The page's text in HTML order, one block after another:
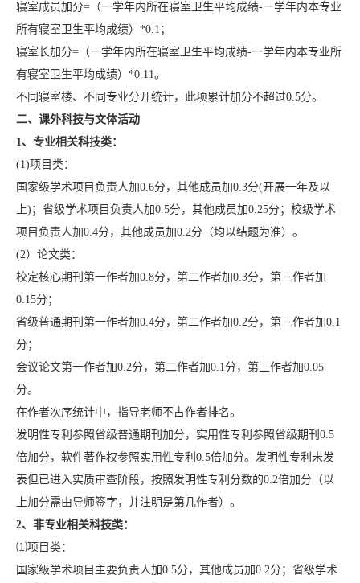
寝室成员加分=（一学年内所在寝室卫生平均成绩-一学年内本专业
所有寝室卫生平均成绩）*0.1；
寝室长加分=（一学年内所在寝室卫生平均成绩-一学年内本专业所
有寝室卫生平均成绩）*0.11。
不同寝室楼、不同专业分开统计，此项累计加分不超过0.5分。
二、课外科技与文体活动
1、专业相关科技类：
(1)项目类：
国家级学术项目负责人加0.6分，其他成员加0.3分(开展一年及以
上)；省级学术项目负责人加0.5分，其他成员加0.25分；校级学术
项目负责人加0.4分，其他成员加0.2分（均以结题为准）。
(2）论文类：
校定核心期刊第一作者加0.8分，第二作者加0.3分，第三作者加
0.15分；
省级普通期刊第一作者加0.4分，第二作者加0.2分，第三作者加0.1
分；
会议论文第一作者加0.2分，第二作者加0.1分，第三作者加0.05
分。
在作者次序统计中，指导老师不占作者排名。
发明性专利参照省级普通期刊加分，实用性专利参照省级期刊0.5
倍加分，软件著作权参照实用性专利0.5倍加分。发明性专利未发
表但已进入实质审查阶段，按照发明性专利分数的0.2倍加分（以
上加分需由导师签字，并注明是第几作者）。
2、非专业相关科技类：
⑴项目类：
国家级学术项目主要负责人加0.5分，其他成员加0.2分；省级学术